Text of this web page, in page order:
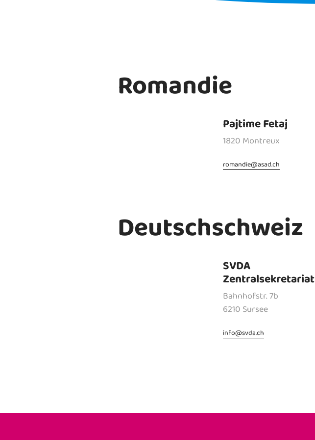
Romandie
Pajtime Fetaj
1820 Montreux
romandie@asad.ch
Deutschschweiz
SVDA
Zentralsekretariat
Bahnhofstr. 7b
6210 Sursee
info@svda.ch